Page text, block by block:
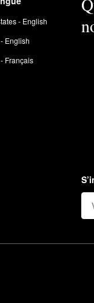
- English
English
Français